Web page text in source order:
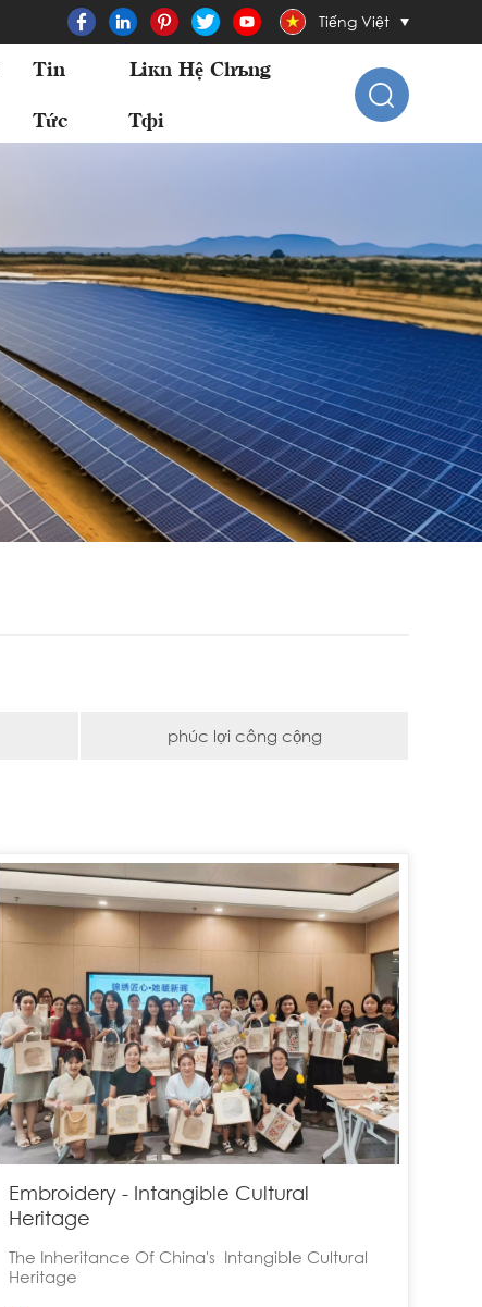
Tiếng Việt
Tin
Tức
Liên Hệ Chúng
Tôi
phúc lợi công cộng
Embroidery - Intangible Cultural
Heritage
The Inheritance Of China's Intangible Cultural
Heritage